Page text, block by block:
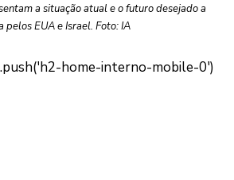
a situação atual e o futuro desejado a
pelos EUA e Israel. Foto: IA